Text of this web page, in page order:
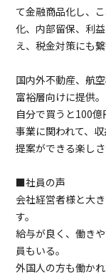
て金融商品化し、
化、内部留保、利
え、税金対策にも繋
国内外不動産、航
富裕層向けに提供。
自分で買うと100
事業に関われて、
提案ができる楽しさ
■社員の声
会社経営者様と大
す。
給与が良く、働き
員もいる。
外国人の方も働か